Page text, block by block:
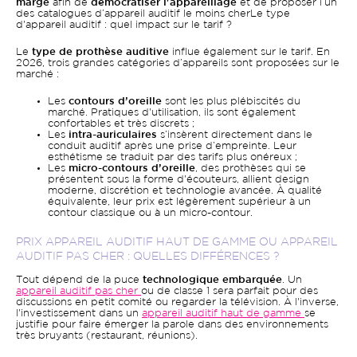
marge afin de démocratiser l'appareillage et de proposer l’un
des catalogues d’appareil auditif le moins cherLe type
d'appareil auditif : quel impact sur le tarif ?
Le type de prothèse auditive influe également sur le tarif. En
2026, trois grandes catégories d’appareils sont proposées sur le
marché :
Les contours d’oreille sont les plus plébiscités du
marché. Pratiques d'utilisation, ils sont également
confortables et très discrets ;
Les intra-auriculaires s’insèrent directement dans le
conduit auditif après une prise d’empreinte. Leur
esthétisme se traduit par des tarifs plus onéreux ;
Les micro-contours d’oreille, des prothèses qui se
présentent sous la forme d'écouteurs, allient design
moderne, discrétion et technologie avancée. À qualité
équivalente, leur prix est légèrement supérieur à un
contour classique ou à un micro-contour.
PRIX APPAREIL AUDITIF HAUT DE GAMME OU APPAREIL
AUDITIF PAS CHER : QUELLES DIFFÉRENCES ?
Tout dépend de la puce technologique embarquée. Un
appareil auditif pas cher ou de classe 1 sera parfait pour des
discussions en petit comité ou regarder la télévision. À l'inverse,
l'investissement dans un appareil auditif haut de gamme se
justifie pour faire émerger la parole dans des environnements
très bruyants (restaurant, réunions).